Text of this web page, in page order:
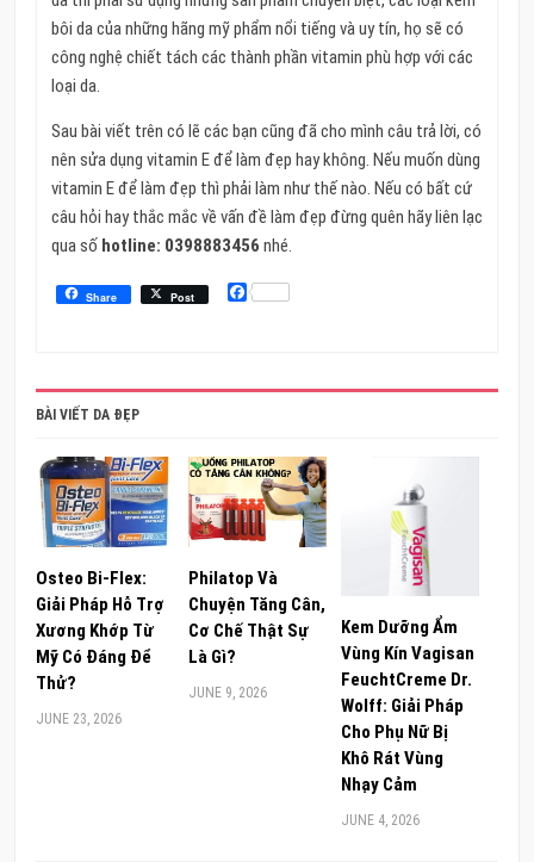
bôi da của những hãng mỹ phẩm nổi tiếng và uy tín, họ sẽ có
công nghệ chiết tách các thành phần vitamin phù hợp với các
loại da.
Sau bài viết trên có lẽ các bạn cũng đã cho mình câu trả lời, có
nên sửa dụng vitamin E để làm đẹp hay không. Nếu muốn dùng
vitamin E để làm đẹp thì phải làm như thế nào. Nếu có bất cứ
câu hỏi hay thắc mắc về vấn đề làm đẹp đừng quên hãy liên lạc
qua số hotline: 0398883456 nhé.
Share Post Facebook
BÀI VIẾT DA ĐẸP
Osteo Bi-Flex:
Giải Pháp Hỗ Trợ
Xương Khớp Từ
Mỹ Có Đáng Để
Thử?
JUNE 23, 2026
Philatop Và
Chuyện Tăng Cân,
Cơ Chế Thật Sự
Là Gì?
JUNE 9, 2026
Kem Dưỡng Ẩm
Vùng Kín Vagisan
FeuchtCreme Dr.
Wolff: Giải Pháp
Cho Phụ Nữ Bị
Khô Rát Vùng
Nhạy Cảm
JUNE 4, 2026